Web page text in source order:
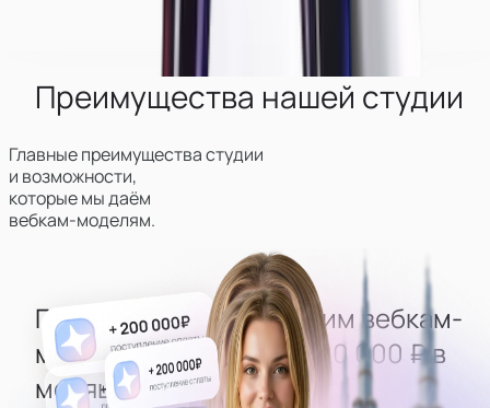
Преимущества нашей студии
Главные преимущества студии
и возможности,
которые мы даём
вебкам-моделям.
Гарантированно выводим вебкам-
моделейна доходот 200 000 ₽ в
месяц